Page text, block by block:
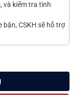
và kiểm tra tình
bận, CSKH sẽ hỗ trợ
lượng